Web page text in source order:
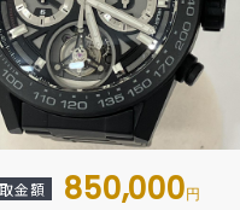
金額 850,000円